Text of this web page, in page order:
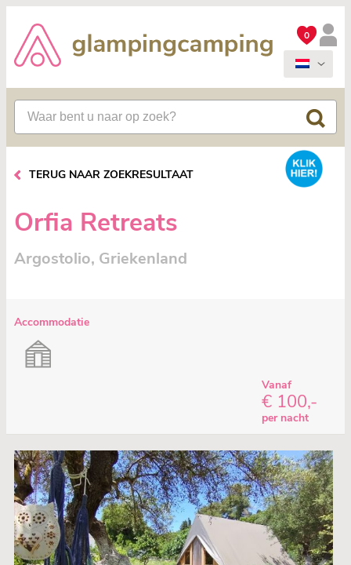
0
TERUG NAAR ZOEKRESULTAAT
Orfia Retreats
Argostolio, Griekenland
Accommodatie
Vanaf
€ 100,-
per nacht